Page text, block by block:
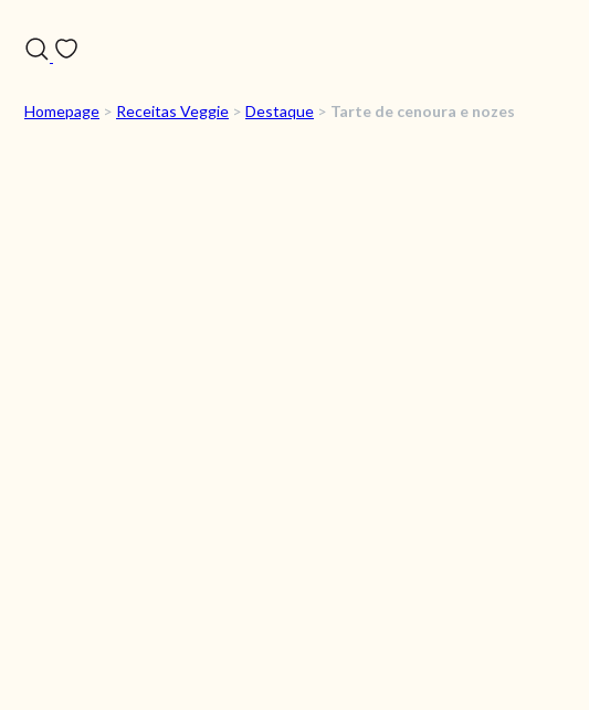
Homepage > Receitas Veggie > Destaque > Tarte de cenoura e nozes